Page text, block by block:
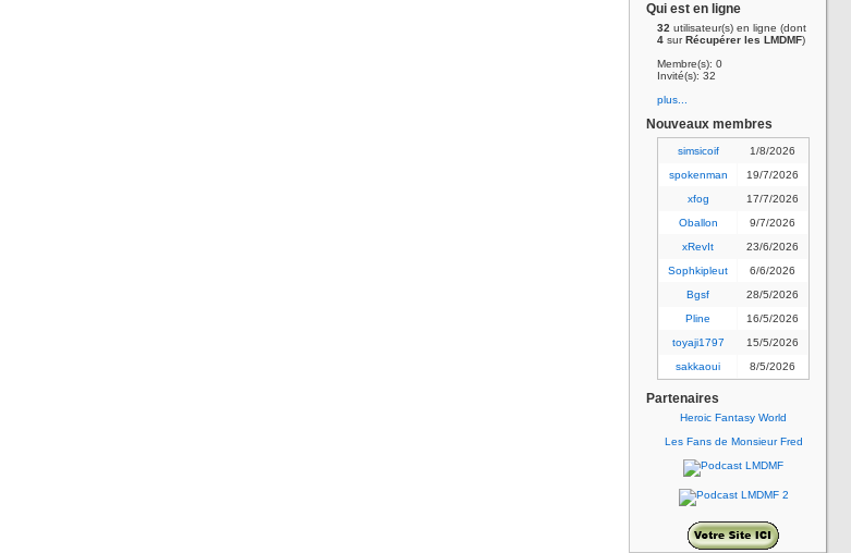
Qui est en ligne
32 utilisateur(s) en ligne (dont
4 surRécupérer les LMDMF)
Membre(s): 0
Invité(s): 32
plus...
Nouveaux membres
simsicoif
1/8/2026
spokenman
19/7/2026
xfog
17/7/2026
Oballon
9/7/2026
xRevIt
23/6/2026
Sophkipleut
6/6/2026
Bgsf
28/5/2026
Pline
16/5/2026
toyaji1797
15/5/2026
sakkaoui
8/5/2026
Partenaires
Heroic Fantasy World
Les Fans de Monsieur Fred